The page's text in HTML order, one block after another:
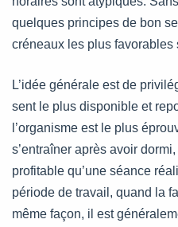
quelques principes de bon
créneaux les plus favorables
L’idée générale est de
sent le plus disponible et
l’organisme est le plus
s’entraîner après avoir
profitable qu’une séance
période de travail, quand la
même façon, il est